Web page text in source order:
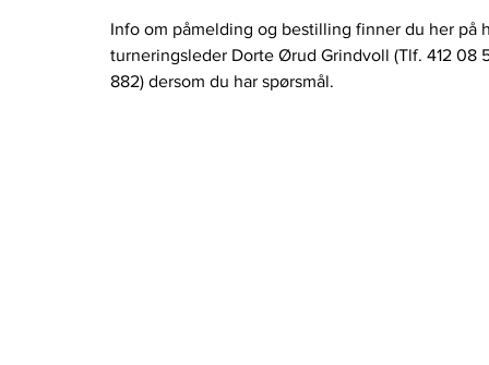
Info om påmelding og bestilling finner du her
turneringsleder Dorte Ørud Grindvoll (Tlf. 412 08
882) dersom du har spørsmål.